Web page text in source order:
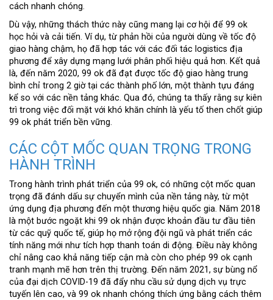
cách nhanh chóng.
Dù vậy, những thách thức này cũng mang lại cơ hội để 99 ok
học hỏi và cải tiến. Ví dụ, từ phản hồi của người dùng về tốc độ
giao hàng chậm, họ đã hợp tác với các đối tác logistics địa
phương để xây dựng mạng lưới phân phối hiệu quả hơn. Kết quả
là, đến năm 2020, 99 ok đã đạt được tốc độ giao hàng trung
bình chỉ trong 2 giờ tại các thành phố lớn, một thành tựu đáng
kể so với các nền tảng khác. Qua đó, chúng ta thấy rằng sự kiên
trì trong việc đối mặt với khó khăn chính là yếu tố then chốt giúp
99 ok phát triển bền vững.
CÁC CỘT MỐC QUAN TRỌNG TRONG
HÀNH TRÌNH
Trong hành trình phát triển của 99 ok, có những cột mốc quan
trọng đã đánh dấu sự chuyển mình của nền tảng này, từ một
ứng dụng địa phương đến một thương hiệu quốc gia. Năm 2018
là một bước ngoặt khi 99 ok nhận được khoản đầu tư đầu tiên
từ các quỹ quốc tế, giúp họ mở rộng đội ngũ và phát triển các
tính năng mới như tích hợp thanh toán di động. Điều này không
chỉ nâng cao khả năng tiếp cận mà còn cho phép 99 ok cạnh
tranh mạnh mẽ hơn trên thị trường. Đến năm 2021, sự bùng nổ
của đại dịch COVID-19 đã đẩy nhu cầu sử dụng dịch vụ trực
tuyến lên cao, và 99 ok nhanh chóng thích ứng bằng cách thêm